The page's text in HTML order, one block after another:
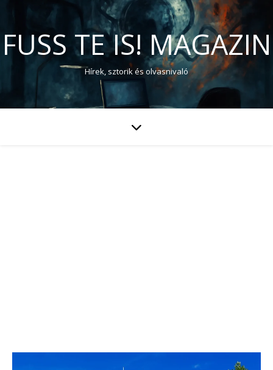
FUSS TE IS! MAGAZIN
Hírek, sztorik és olvasnivaló